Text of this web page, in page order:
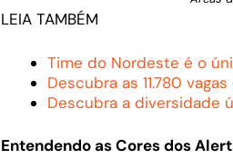
LEIA TAMBÉM
Time do Nordeste é o
Descubra as 11.780
Descubra a diversidade
Entendendo as Cores dos